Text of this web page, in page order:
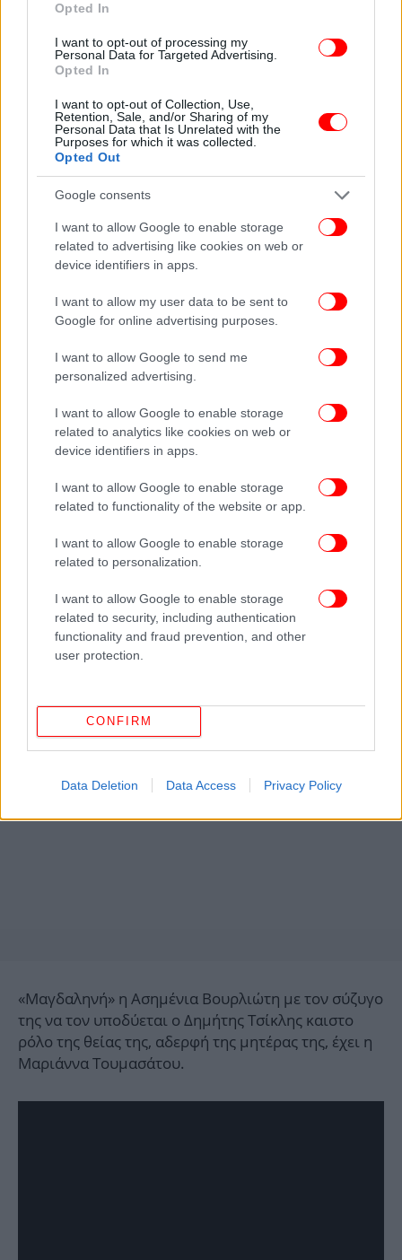
Opted In
I want to opt-out of processing my
Personal Data for Targeted Advertising.
Opted In
I want to opt-out of Collection, Use,
Retention, Sale, and/or Sharing of my
Personal Data that Is Unrelated with the
Purposes for which it was collected.
Opted Out
Google consents
I want to allow Google to enable storage
related to advertising like cookies on web or
device identifiers in apps.
I want to allow my user data to be sent to
Google for online advertising purposes.
I want to allow Google to send me
personalized advertising.
I want to allow Google to enable storage
related to analytics like cookies on web or
device identifiers in apps.
I want to allow Google to enable storage
related to functionality of the website or app.
I want to allow Google to enable storage
related to personalization.
I want to allow Google to enable storage
related to security, including authentication
functionality and fraud prevention, and other
user protection.
CONFIRM
Data Deletion Data Access Privacy Policy
Χαλεκατεβάκης.
Την Ασπασία ενσαρκώνει η Έβελυν Ασουάντ, τον
Αποστολόπουλος και την πεθερά της η Ιωάννα
Μαυρέα.
Την Πολυξένη η Ευγενία Ξυγκόρου και την Μάρθα η
Στεφανία Γουλιώτη.
«Μαγδαληνή» η Ασημένια Βουρλιώτη με τον σύζυγο
της να τον υποδύεται ο Δημήτης Τσίκλης καιστο
ρόλο της θείας της, αδερφή της μητέρας της, έχει η
Μαριάννα Τουμασάτου.